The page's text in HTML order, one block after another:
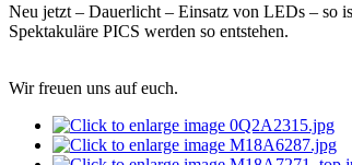
Neu jetzt – Dauerlicht – Einsatz von LEDs – so
Spektakuläre PICS werden so entstehen.
Wir freuen uns auf euch.